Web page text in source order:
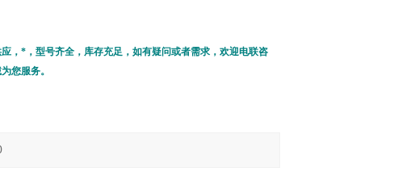
，*，型号齐全，库存充足，如有疑问或者需求，欢迎电联咨
您服务。